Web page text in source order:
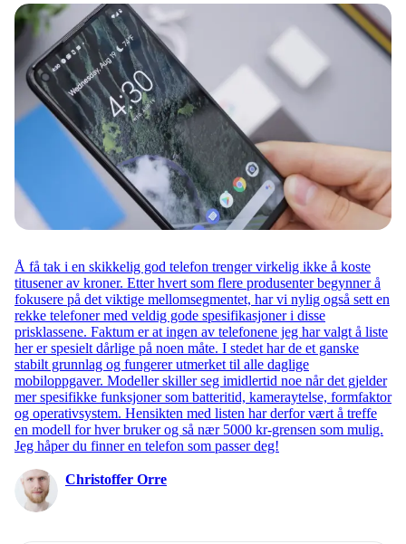
Å få tak i en skikkelig god telefon trenger virkelig ikke å koste
titusener av kroner. Etter hvert som flere produsenter begynner å
fokusere på det viktige mellomsegmentet, har vi nylig også sett en
rekke telefoner med veldig gode spesifikasjoner i disse
prisklassene. Faktum er at ingen av telefonene jeg har valgt å liste
her er spesielt dårlige på noen måte. I stedet har de et ganske
stabilt grunnlag og fungerer utmerket til alle daglige
mobiloppgaver. Modeller skiller seg imidlertid noe når det gjelder
mer spesifikke funksjoner som batteritid, kameraytelse, formfaktor
og operativsystem. Hensikten med listen har derfor vært å treffe
en modell for hver bruker og så nær 5000 kr-grensen som mulig.
Jeg håper du finner en telefon som passer deg!
Christoffer Orre